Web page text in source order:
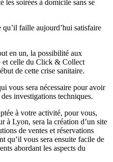
les soirées à domicile sans se
faille aujourd’hui satisfaire
en un, la possibilité aux
et celle du Click & Collect
de cette crise sanitaire.
vous sera nécessaire pour avoir
investigations techniques.
à votre activité, pour vous,
à Lyon, sera la création d’un site
de ventes et réservations
qu’il vous sera ensuite facile de
abordant les aspects du